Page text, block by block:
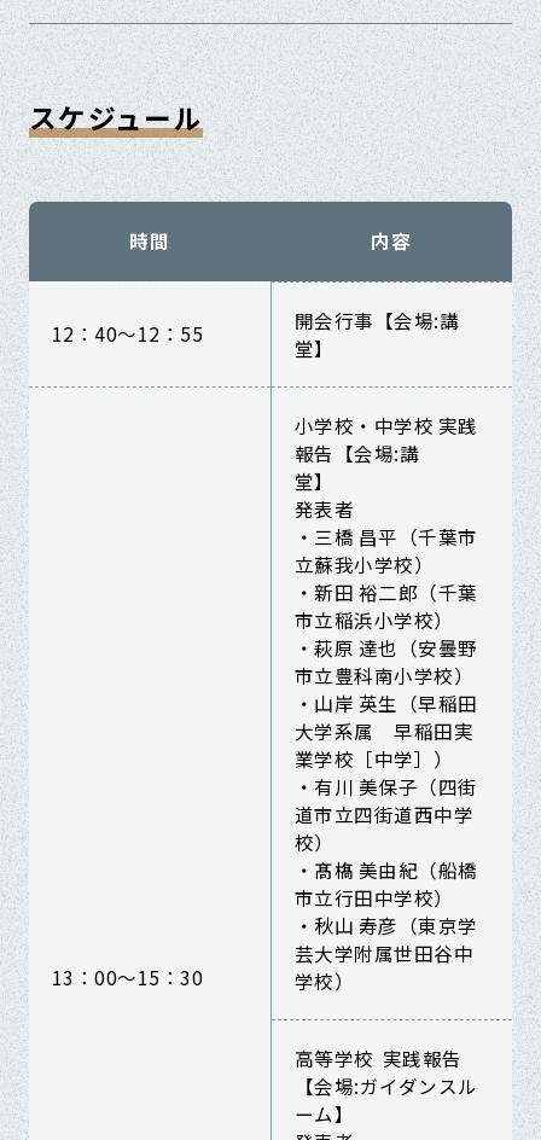
スケジュール
時間 内容
12：40～12：55
開会行事【会場:講
堂】
13：00～15：30
小学校・中学校 実践
報告【会場:講
堂】
発表者
・三橋 昌平（千葉市
立蘇我小学校）
・新田 裕二郎（千葉
市立稲浜小学校）
・萩原 達也（安曇野
市立豊科南小学校）
・山岸 英生（早稲田
大学系属 早稲田実
業学校［中学］）
・有川 美保子（四街
道市立四街道西中学
校）
・髙𣘺 美由紀（船橋
市立行田中学校）
・秋山 寿彦（東京学
芸大学附属世田谷中
学校）
高等学校 実践報告
【会場:ガイダンスル
ーム】